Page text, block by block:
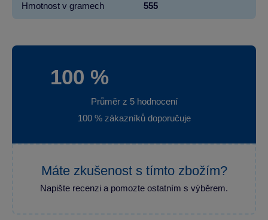
Hmotnost v gramech 555
100 %
Průměr z 5 hodnocení
100 % zákazníků doporučuje
Máte zkušenost s tímto zbožím?
Napište recenzi a pomozte ostatním s výběrem.